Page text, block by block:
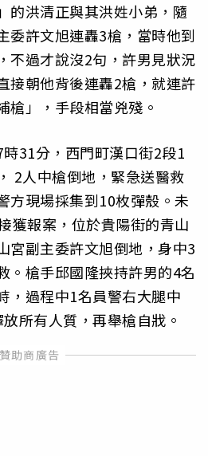
的洪清正與其洪姓小弟，隨
委許文旭連轟3槍，當時他到
不過才說沒2句，許男見狀況
接朝他背後連轟2槍，就連許
槍」，手段相當兇殘。
31分，西門町漢口街2段1
2人中槍倒地，緊急送醫救
方現場採集到10枚彈殼。未
獲報案，位於貴陽街的青山
宮副主委許文旭倒地，身中3
。槍手邱國隆挾持許男的4名
，過程中1名員警右大腿中
所有人質，再舉槍自戕。